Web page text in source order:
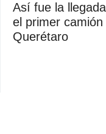
Así fue la
el primer
Querétaro